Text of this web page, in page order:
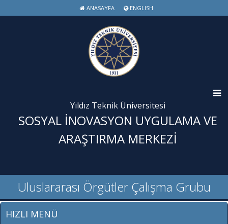
ANASAYFA ENGLISH
Yıldız Teknik Üniversitesi
SOSYAL İNOVASYON UYGULAMA VE
ARAŞTIRMA MERKEZİ
Uluslararası Örgütler Çalışma Grubu
HIZLI MENÜ